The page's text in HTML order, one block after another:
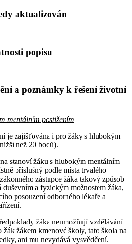
aktualizován
popisu
a poznámky k řešení životní
mentálním postižením
je zajišťována i pro žáky s hlubokým
než 20 bodů).
stanoví žáku s hlubokým mentálním
příslušný podle místa trvalého
zástupce žáka takový způsob
a fyzickým možnostem žáka,
posouzení odborného lékaře a
žáka neumožňují vzdělávání
žákem kmenové školy, tato škola na
ani mu nevydává vysvědčení.